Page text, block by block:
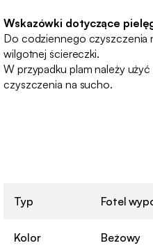
Wskazówki dotyczące
Do codziennego czyszczenia
wilgotnej ściereczki.
W przypadku plam należy
czyszczenia na sucho.
Typ Fotel
Kolor Beżowy